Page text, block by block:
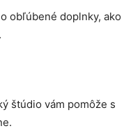
obľúbené doplnky, ako
štúdio vám pomôže s